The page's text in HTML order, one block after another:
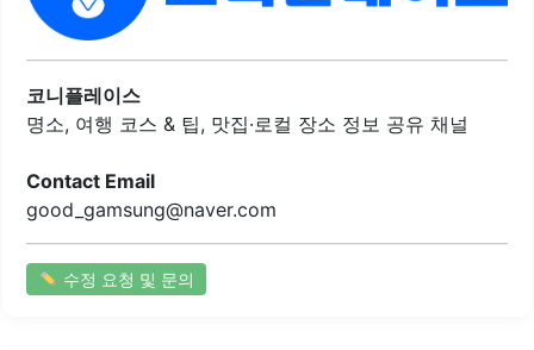
있습니다. 내부는 아늑하고 세련된 인테리어로 꾸며져 있어
데이트나 가족 모임에 적합합니다. 직원들은 친절하며, 고객
을 배려하는 서비스로 편안한 식사 경험을 제공합니다.또한,
다양한 종류의 화덕피자가 있어 선택의 폭이 넓고, 각 메뉴마
다 독특한 맛을 느낄 수 있습니다. 버섯크림스프는 깊은 맛과
코니플레이스
명소, 여행 코스 & 팁, 맛집·로컬 장소 정보 공유 채널
Contact Email
good_gamsung@naver.com
수정 요청 및 문의